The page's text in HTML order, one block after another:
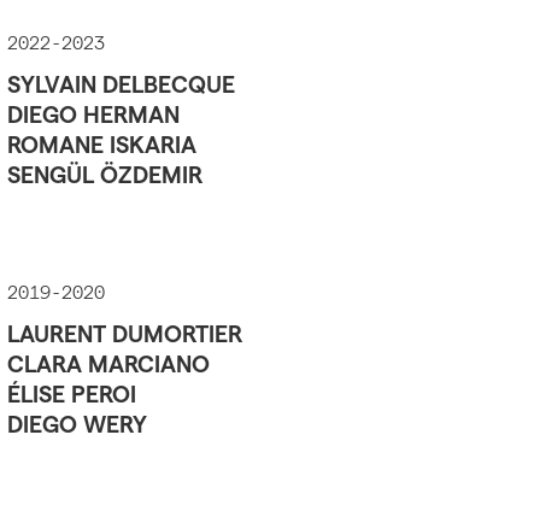
2022-2023
SYLVAIN DELBECQUE
DIEGO HERMAN
ROMANE ISKARIA
SENGÜL ÖZDEMIR
2019-2020
LAURENT DUMORTIER
CLARA MARCIANO
ÉLISE PEROI
DIEGO WERY